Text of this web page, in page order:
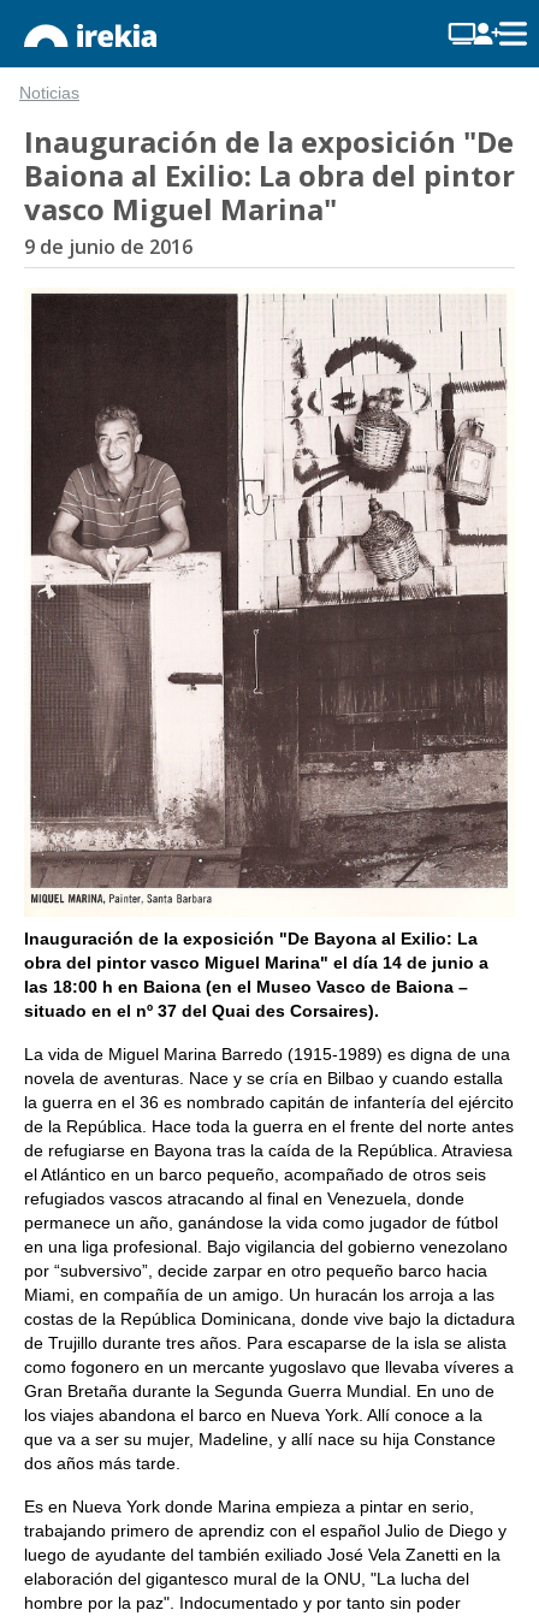
Noticias
Inauguración de la exposición "De
Baiona al Exilio: La obra del pintor
vasco Miguel Marina"
9 de junio de 2016
Inauguración de la exposición "De Bayona al Exilio: La
obra del pintor vasco Miguel Marina" el día 14 de junio a
las 18:00 h en Baiona (en el Museo Vasco de Baiona –
situado en el nº 37 del Quai des Corsaires).
La vida de Miguel Marina Barredo (1915-1989) es digna de una
novela de aventuras. Nace y se cría en Bilbao y cuando estalla
la guerra en el 36 es nombrado capitán de infantería del ejército
de la República. Hace toda la guerra en el frente del norte antes
de refugiarse en Bayona tras la caída de la República. Atraviesa
el Atlántico en un barco pequeño, acompañado de otros seis
refugiados vascos atracando al final en Venezuela, donde
permanece un año, ganándose la vida como jugador de fútbol
en una liga profesional. Bajo vigilancia del gobierno venezolano
por “subversivo”, decide zarpar en otro pequeño barco hacia
Miami, en compañía de un amigo. Un huracán los arroja a las
costas de la República Dominicana, donde vive bajo la dictadura
de Trujillo durante tres años. Para escaparse de la isla se alista
como fogonero en un mercante yugoslavo que llevaba víveres a
Gran Bretaña durante la Segunda Guerra Mundial. En uno de
los viajes abandona el barco en Nueva York. Allí conoce a la
que va a ser su mujer, Madeline, y allí nace su hija Constance
dos años más tarde.
Es en Nueva York donde Marina empieza a pintar en serio,
trabajando primero de aprendiz con el español Julio de Diego y
luego de ayudante del también exiliado José Vela Zanetti en la
elaboración del gigantesco mural de la ONU, "La lucha del
hombre por la paz". Indocumentado y por tanto sin poder